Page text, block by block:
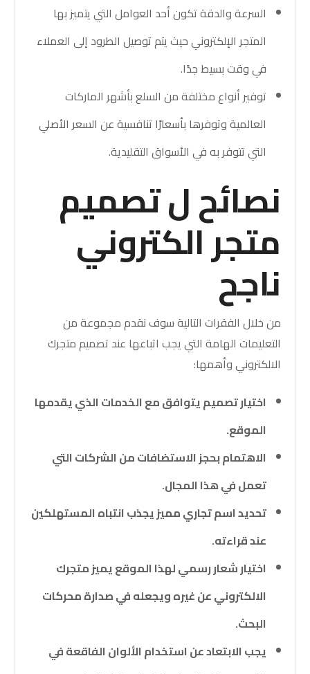
السرعة والدقة تكون أحد العوامل التي يتميز بها
المتجر الإلكتروني حيث يتم توصيل الطرود إلى العملاء
في وقت بسيط جدًا.
توفير أنواع مختلفة من السلع بأشهر الماركات
العالمية وتوفرها بأسعارًا تنافسية عن السعر الأصلي
التي تتوفر به في الأسواق التقليدية.
نصائح ل تصميم
متجر الكتروني
ناجح
من خلال الفقرات التالية سوف نقدم مجموعة من
التعليمات الهامة التي يجب اتباعها عند تصميم متجرك
الالكتروني وأهمها:
اختيار تصميم يتوافق مع الخدمات الذي يقدمها
الموقع.
الاهتمام بحجز الاستضافات من الشركات التي
تعمل في هذا المجال.
تحديد اسم تجاري مميز يجذب انتباه المستهلكين
عند قراءته.
اختيار شعار رسمي لهذا الموقع يميز متجرك
الالكتروني عن غيره ويجعله في صدارة محركات
البحث.
يجب الابتعاد عن استخدام الألوان الفاقعة في